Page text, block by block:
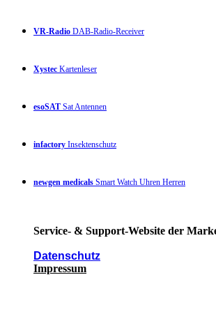
VR-Radio DAB-Radio-Receiver
Xystec Kartenleser
esoSAT Sat Antennen
infactory Insektenschutz
newgen medicals Smart Watch Uhren Herren
Service- & Support-Website der
Datenschutz
Impressum